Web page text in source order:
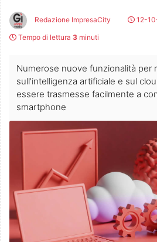
Redazione ImpresaCity
12-
Tempo di lettura 3 minuti
Numerose nuove funzionalità per
sull'intelligenza artificiale e sul
essere trasmesse facilmente a
smartphone